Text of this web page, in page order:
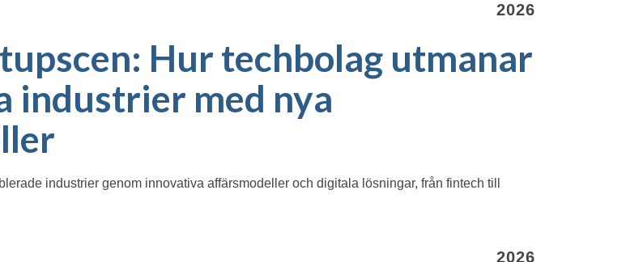
2026
Hur techbolag utmanar
industrier med nya
industrier genom innovativa affärsmodeller och digitala lösningar, från fintech till
2026